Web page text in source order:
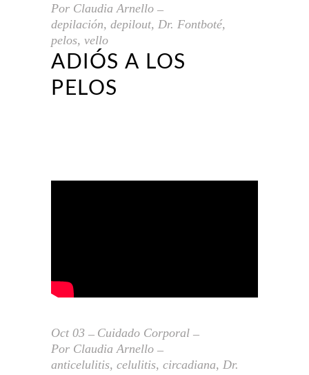
Por Claudia Arnello
depilación, depilout, Dr. Fontboté,
pelos, vello
ADIÓS A LOS
PELOS
Oct 03
Cuidado Corporal
Por Claudia Arnello
anticelulitis, celulitis, circadiana, Dr.